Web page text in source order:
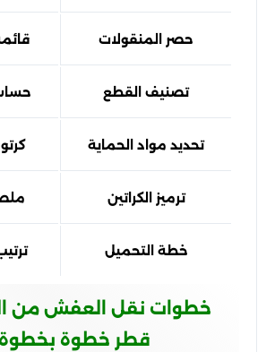
حصر المنقولات
تصنيف القطع
تحديد مواد الحماية
ترميز الكراتين
خطة التحميل
خطوات نقل العفش من
قطر خطوة